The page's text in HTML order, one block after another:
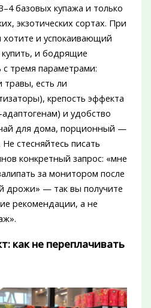
базовых купажа и только
экзотических сортах. При
хотите и успокаивающий
и бодрящие
тремя параметрами:
травы, есть ли
крепость эффекта
и удобство
для дома, порционный —
стесняйтесь писать
конкретный запрос: «мне
за монитором после
дрожи» — так вы получите
рекомендации, а не
как не переплачивать